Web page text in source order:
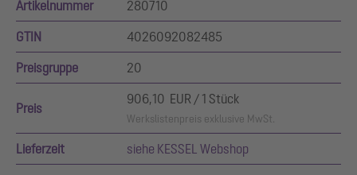
Artikelnummer 280710
GTIN 4026092082485
Preisgruppe 20
Preis
906,10 EUR / 1 Stück
Werkslistenpreis exklusive MwSt.
Lieferzeit siehe KESSEL Webshop